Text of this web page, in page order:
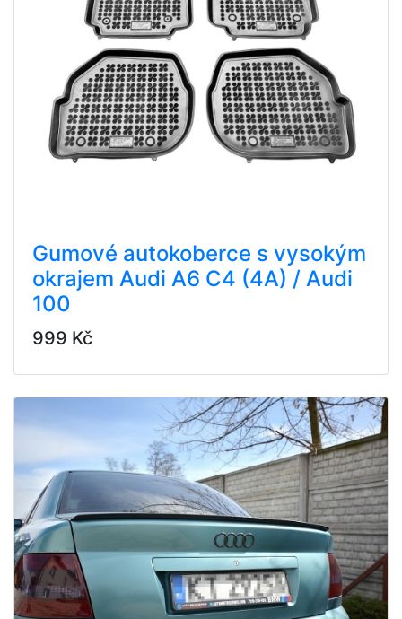
Gumové autokoberce s vysokým
okrajem Audi A6 C4 (4A) / Audi
100
999 Kč